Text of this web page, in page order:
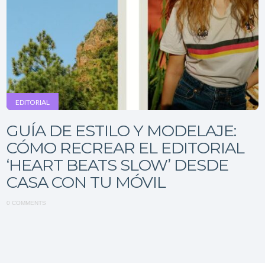
EDITORIAL
GUÍA DE ESTILO Y MODELAJE:
CÓMO RECREAR EL EDITORIAL
‘HEART BEATS SLOW’ DESDE
CASA CON TU MÓVIL
0 COMMENTS